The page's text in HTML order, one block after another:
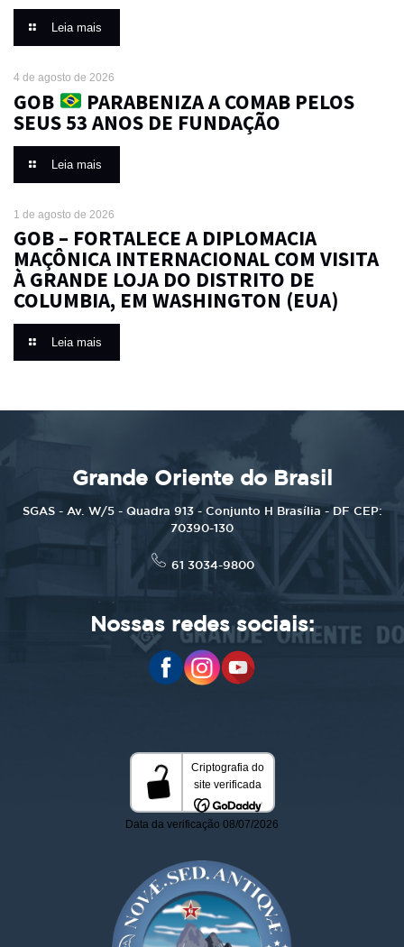
Leia mais
4 de agosto de 2026
GOB PARABENIZA A COMAB PELOS
SEUS 53 ANOS DE FUNDAÇÃO
Leia mais
1 de agosto de 2026
GOB – FORTALECE A DIPLOMACIA
MAÇÔNICA INTERNACIONAL COM VISITA
À GRANDE LOJA DO DISTRITO DE
COLUMBIA, EM WASHINGTON (EUA)
Leia mais
Grande Oriente do Brasil
SGAS - Av. W/5 - Quadra 913 - Conjunto H Brasília - DF CEP:
70390-130
61 3034-9800
Nossas redes sociais: